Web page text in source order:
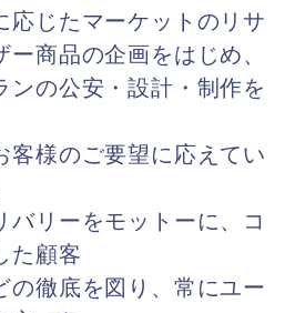
応じたマーケットのリサ
商品の企画をはじめ、
ンの公安・設計・制作を
客様のご要望に応えてい
バリーをモットーに、コ
た顧客
の徹底を図り、常にユー